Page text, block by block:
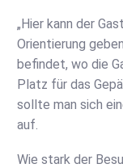
„Hier kann der
Orientierung
befindet, wo die
Platz für das
sollte man sich
auf.
Wie stark der